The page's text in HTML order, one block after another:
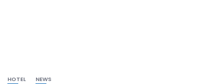
HOTEL NEWS